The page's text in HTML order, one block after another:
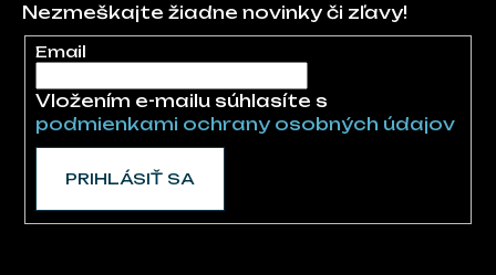
Nezmeškajte žiadne novinky či zľavy!
Email
Vložením e-mailu súhlasíte s
podmienkami ochrany osobných údajov
PRIHLÁSIŤ SA